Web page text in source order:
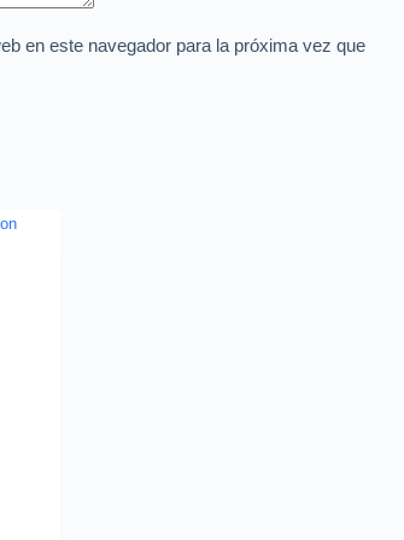
en este navegador para la próxima vez que